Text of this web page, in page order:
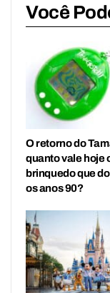
Você
O retorno do
quanto vale hoje
brinquedo que
os anos 90?